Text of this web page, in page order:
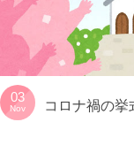
03
Nov コロナ禍の挙